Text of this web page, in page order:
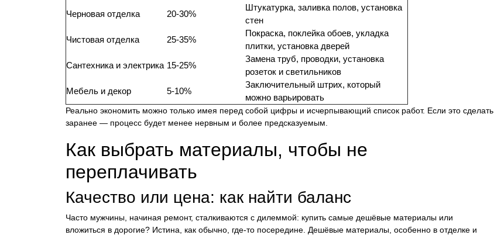
Черновая отделка 20-30%
Штукатурка, заливка полов, установка
стен
Чистовая отделка
25-35%
Покраска, поклейка обоев, укладка
плитки, установка дверей
Сантехника и электрика 15-25%
Замена труб, проводки, установка
розеток и светильников
Мебель и декор
5-10%
Заключительный штрих, который
можно варьировать
Реально экономить можно только имея перед собой цифры и исчерпывающий список работ. Если это сделать
заранее — процесс будет менее нервным и более предсказуемым.
Как выбрать материалы, чтобы не
переплачивать
Качество или цена: как найти баланс
Часто мужчины, начиная ремонт, сталкиваются с дилеммой: купить самые дешёвые материалы или
вложиться в дорогие? Истина, как обычно, где-то посередине. Дешёвые материалы, особенно в отделке и